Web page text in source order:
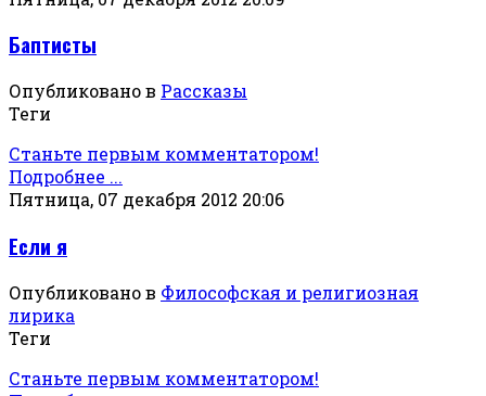
Баптисты
Опубликовано в Рассказы
Теги
Станьте первым комментатором!
Подробнее ...
Пятница, 07 декабря 2012 20:06
Если я
Опубликовано в Философская и религиозная
лирика
Теги
Станьте первым комментатором!